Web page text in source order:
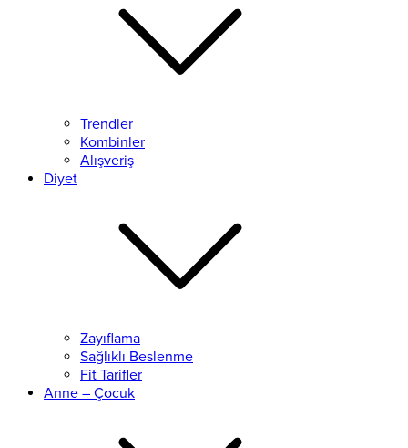
Trendler
Kombinler
Alışveriş
Diyet
Zayıflama
Sağlıklı Beslenme
Fit Tarifler
Anne – Çocuk